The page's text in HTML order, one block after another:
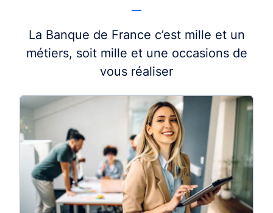
La Banque de France c’est mille et un
métiers, soit mille et une occasions de
vous réaliser